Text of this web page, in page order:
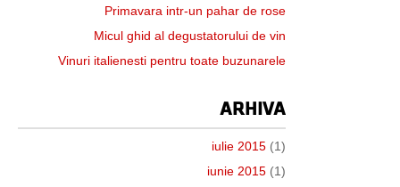
Primavara intr-un pahar de rose
Micul ghid al degustatorului de vin
Vinuri italienesti pentru toate buzunarele
ARHIVA
iulie 2015 (1)
iunie 2015 (1)